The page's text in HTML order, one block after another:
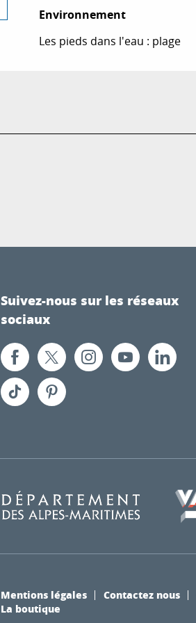
Environnement
Environnement
Les pieds dans l'eau : plage
Suivez-nous sur les réseaux
sociaux
Mentions légales Contactez nous
La boutique